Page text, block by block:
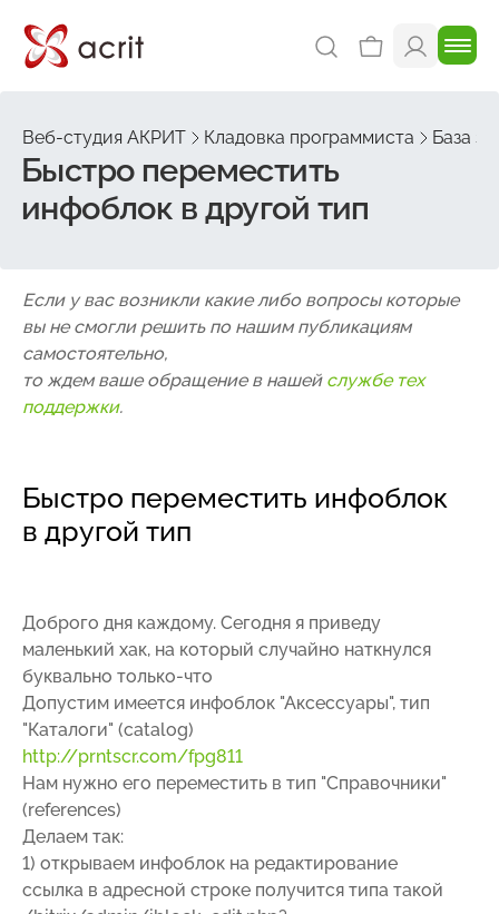
Веб-студия АКРИТ Кладовка программиста База
Быстро переместить
инфоблок в другой тип
Если у вас возникли какие либо вопросы которые
вы не смогли решить по нашим публикациям
самостоятельно,
то ждем ваше обращение в нашей службе тех
поддержки.
Быстро переместить инфоблок
в другой тип
Доброго дня каждому. Сегодня я приведу
маленький хак, на который случайно наткнулся
буквально только-что
Допустим имеется инфоблок "Аксессуары", тип
"Каталоги" (catalog)
http://prntscr.com/fpg811
Нам нужно его переместить в тип "Справочники"
(references)
Делаем так:
1) открываем инфоблок на редактирование
ссылка в адресной строке получится типа такой